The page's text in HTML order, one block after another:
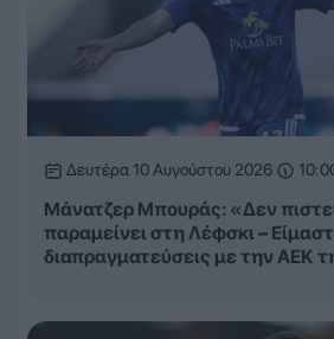
Δευτέρα 10 Αυγούστου 2026
Μάνατζερ Μπουράς: «Δεν
παραμείνει στη Λέφσκι –
διαπραγματεύσεις με την ΑΕΚ